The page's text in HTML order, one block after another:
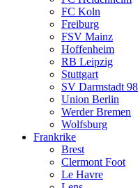
FC Koln
Freiburg
FSV Mainz
Hoffenheim
RB Leipzig
Stuttgart
SV Darmstadt 98
Union Berlin
Werder Bremen
Wolfsburg
Frankrike
Brest
Clermont Foot
Le Havre